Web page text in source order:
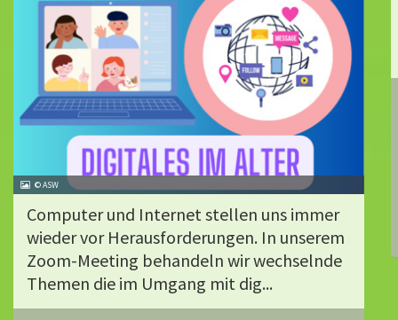
© ASW
Computer und Internet stellen uns immer
wieder vor Herausforderungen. In unserem
Zoom-Meeting behandeln wir wechselnde
Themen die im Umgang mit dig...